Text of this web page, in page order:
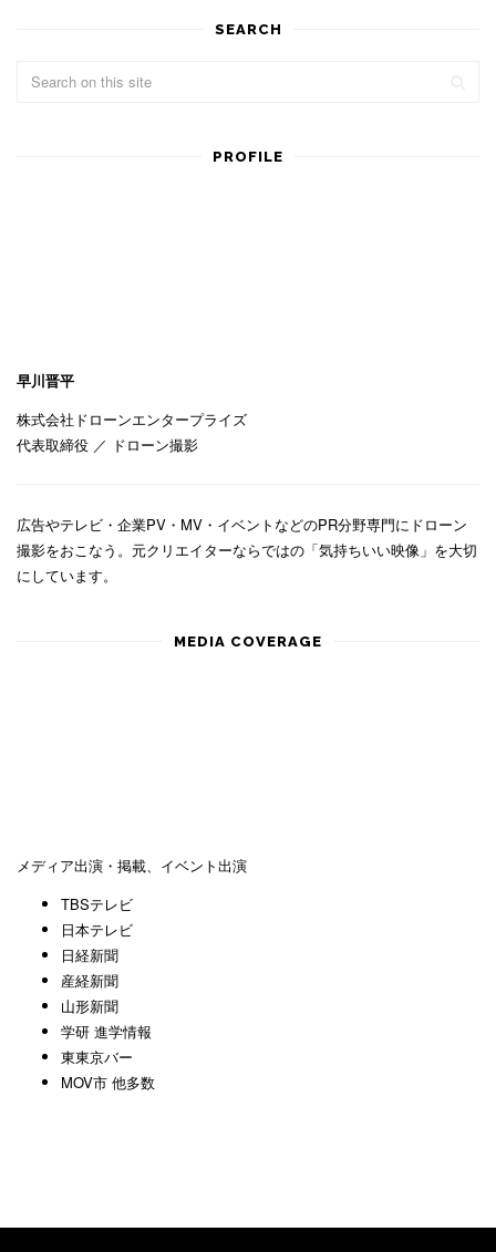
SEARCH
PROFILE
早川晋平
株式会社ドローンエンタープライズ
代表取締役 ／ ドローン撮影
広告やテレビ・企業PV・MV・イベントなどのPR分野専門にドローン
撮影をおこなう。元クリエイターならではの「気持ちいい映像」を大切
にしています。
MEDIA COVERAGE
メディア出演・掲載、イベント出演
TBSテレビ
日本テレビ
日経新聞
産経新聞
山形新聞
学研 進学情報
東東京バー
MOV市 他多数